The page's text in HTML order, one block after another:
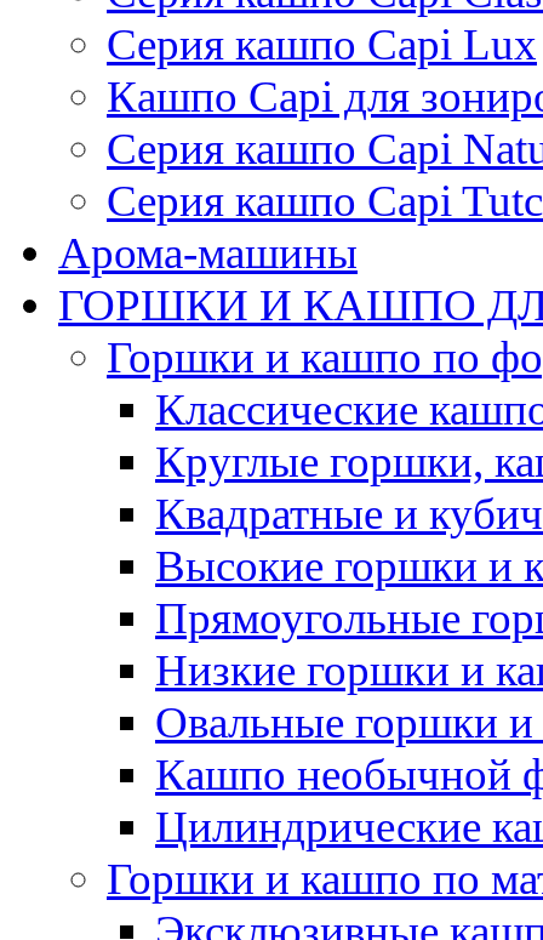
Серия кашпо Capi Lux
Кашпо Capi для
Серия кашпо Capi
Серия кашпо Capi
Арома-машины
ГОРШКИ И КАШПО
Горшки и кашпо по
Классические
Круглые горшки,
Квадратные и
Высокие горшки и
Прямоугольные
Низкие горшки и
Овальные горшки
Кашпо необычной
Цилиндрические
Горшки и кашпо по